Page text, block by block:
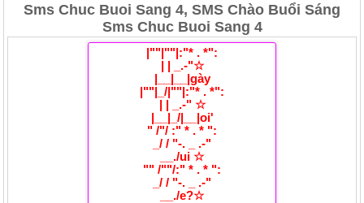
Sms Chuc Buoi Sang 4, SMS Chào Buổi Sáng
Sms Chuc Buoi Sang 4
|""|""|:"* . *":
| | _.-"☆
|__|__|gày
|""|_/|""|:"* . *":
| | _.-" ☆
|__|_/|__|oi'
" /"/ :" * . * ":
_/ / "-. _ .-"
__./ui ☆
"" /""/:" * . * ":
_/ / "-. _ .-"
__./e?☆